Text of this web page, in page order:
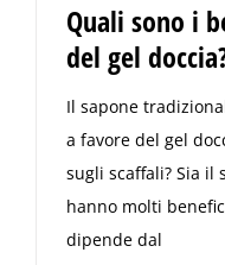
Quali sono i
del gel
Il sapone
a favore del gel
sugli scaffali? Sia il
hanno molti
dipende dal